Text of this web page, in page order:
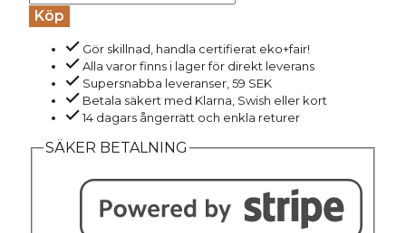
spaghetti
100%
bomull
JULIA
svart
mängd
Köp
Gör skillnad, handla certifierat eko+fair!
Alla varor finns i lager för direkt leverans
Supersnabba leveranser, 59 SEK
Betala säkert med Klarna, Swish eller kort
14 dagars ångerrätt och enkla returer
SÄKER BETALNING